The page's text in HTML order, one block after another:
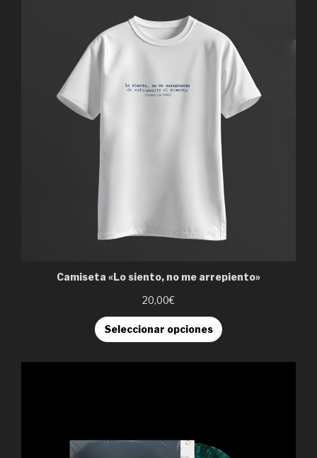
Camiseta «Lo siento, no me arrepiento»
20,00€
Seleccionar opciones